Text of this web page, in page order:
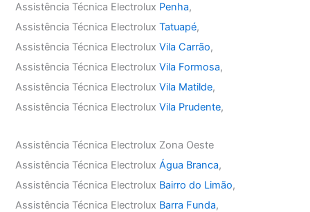
Assistência Técnica Electrolux Penha,
Assistência Técnica ElectroluxTatuapé,
Assistência Técnica ElectroluxVila Carrão,
Assistência Técnica ElectroluxVila Formosa,
Assistência Técnica ElectroluxVila Matilde,
Assistência Técnica ElectroluxVila Prudente,
Assistência Técnica Electrolux Zona Oeste
Assistência Técnica ElectroluxÁgua Branca,
Assistência Técnica Electrolux Bairro do Limão,
Assistência Técnica Electrolux Barra Funda,